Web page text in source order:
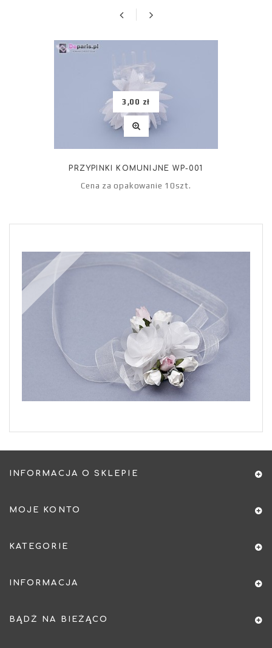
3,00 zł
PRZYPINKI KOMUNIJNE WP-001
Cena za opakowanie 10szt.
INFORMACJA O SKLEPIE
MOJE KONTO
KATEGORIE
INFORMACJA
BĄDŹ NA BIEŻĄCO